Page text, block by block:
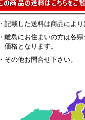
・記載した送料は商品によ
・離島にお住まいの方は各
価格となります。
・その他お問合せ下さい。